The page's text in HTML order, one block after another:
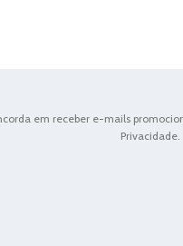
em receber e-mails
Privacidade.